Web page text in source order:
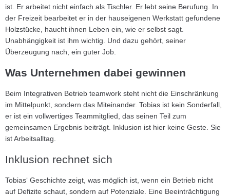
ist. Er arbeitet nicht einfach als Tischler. Er lebt seine Berufung. In
der Freizeit bearbeitet er in der hauseigenen Werkstatt gefundene
Holzstücke, haucht ihnen Leben ein, wie er selbst sagt.
Unabhängigkeit ist ihm wichtig. Und dazu gehört, seiner
Überzeugung nach, ein guter Job.
Was Unternehmen dabei gewinnen
Beim Integrativen Betrieb teamwork steht nicht die Einschränkung
im Mittelpunkt, sondern das Miteinander. Tobias ist kein Sonderfall,
er ist ein vollwertiges Teammitglied, das seinen Teil zum
gemeinsamen Ergebnis beiträgt. Inklusion ist hier keine Geste. Sie
ist Arbeitsalltag.
Inklusion rechnet sich
Tobias‘ Geschichte zeigt, was möglich ist, wenn ein Betrieb nicht
auf Defizite schaut, sondern auf Potenziale. Eine Beeinträchtigung